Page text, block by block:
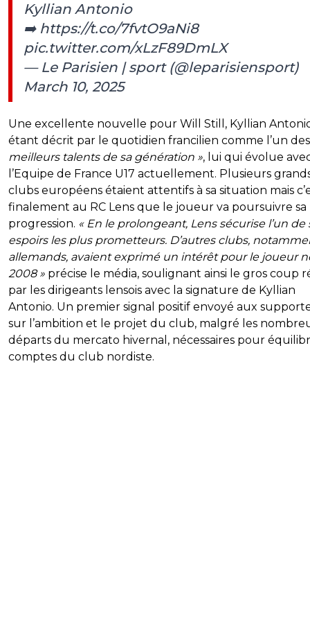
Kyllian Antonio
➡️ https://t.co/7fvtO9aNi8
pic.twitter.com/xLzF89DmLX
— Le Parisien | sport (@leparisiensport)
March 10, 2025
Une excellente nouvelle pour Will Still, Kyllian
étant décrit par le quotidien francilien comme l’un
meilleurs talents de sa génération », lui qui évolue
l’Equipe de France U17 actuellement. Plusieurs
clubs européens étaient attentifs à sa situation mais
finalement au RC Lens que le joueur va poursuivre sa
progression. « En le prolongeant, Lens sécurise l’un de
espoirs les plus prometteurs. D’autres clubs,
allemands, avaient exprimé un intérêt pour le joueur
2008 » précise le média, soulignant ainsi le gros coup
par les dirigeants lensois avec la signature de Kyllian
Antonio. Un premier signal positif envoyé aux
sur l’ambition et le projet du club, malgré les
départs du mercato hivernal, nécessaires pour
comptes du club nordiste.